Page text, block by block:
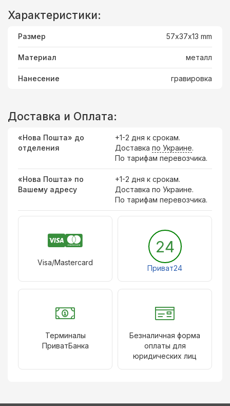
Характеристики:
Размер 57х37x13 mm
Материал металл
Нанесение гравировка
Доставка и Оплата:
«Нова Пошта» до
отделения
+1-2 дня к срокам.
Доставка по Украине.
По тарифам перевозчика.
«Нова Пошта» по
Вашему адресу
+1-2 дня к срокам.
Доставка по Украине.
По тарифам перевозчика.
Visa/Mastercard
24
Приват24
Терминалы
ПриватБанка
Безналичная форма
оплаты для
юридических лиц